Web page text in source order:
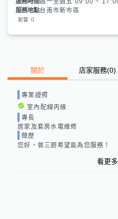
服務地點台南市新市區
瀏覽 0
關於 店家服務(0)
專業證照
室內配線丙級
專長
居家及套房水電維修
簡歷
您好，曾三廻希望能為您服務！
看更多